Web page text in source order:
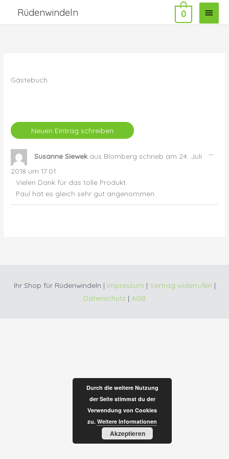
springen
Rüdenwindeln 0
Gästebuch
Susanne Siewek aus Blomberg schrieb am 24. Juli
2018 um 17:01
Vielen Dank für das tolle Produkt.
Paul hat es gleich sehr gut angenommen.
...
Ihr Shop für Rüdenwindeln | Impressum | Vertrag widerrufen |
Datenschutz | AGB
Durch die weitere Nutzung
der Seite stimmst du der
Verwendung von Cookies
zu. Weitere Informationen
Akzeptieren